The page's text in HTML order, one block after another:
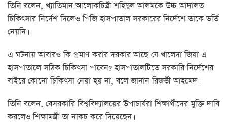
তিনি বলেন, খ্যাতিমান আলোকচিত্রী শহিদুল আলমকে উচ্চ আদালত
চিকিৎসার নির্দেশ দিলেও পিজি হাসপাতাল সরকারের নির্দেশে তাকে ভর্তি
নেয়নি।
এ ঘটনায় আবারও কি প্রমাণ করার দরকার আছে যে খালেদা জিয়া এ
হাসপাতালে সঠিক চিকিৎসা পাবেন? হাসপাতালটিতে সরকারি নির্দেশের
বাইরে কোনো চিকিৎসা নেয়া হয় না, বলে জানান রিজভী আহমেদ।
তিনি বলেন, বেসরকারি বিশ্ববিদ্যালয়ের উপাচার্যরা শিক্ষার্থীদের মুক্তি দাবি
করলেও শিক্ষামন্ত্রী তা নাকচ করে দিয়েছেন।